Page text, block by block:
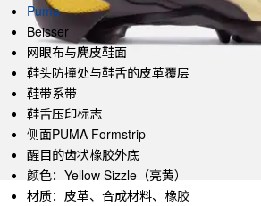
Puma
Beisser
网眼布与麂皮鞋面
鞋头防撞处与鞋舌的皮革覆层
鞋带系带
鞋舌压印标志
侧面PUMA Formstrip
醒目的齿状橡胶外底
颜色：Yellow Sizzle（亮黄）
材质：皮革、合成材料、橡胶